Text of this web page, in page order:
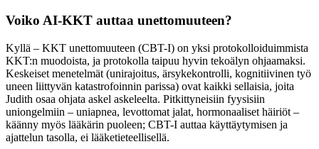
Voiko AI-KKT auttaa unettomuuteen?
Kyllä – KKT unettomuuteen (CBT-I) on yksi protokolloiduimmista
KKT:n muodoista, ja protokolla taipuu hyvin tekoälyn ohjaamaksi.
Keskeiset menetelmät (unirajoitus, ärsykekontrolli, kognitiivinen työ
uneen liittyvän katastrofoinnin parissa) ovat kaikki sellaisia, joita
Judith osaa ohjata askel askeleelta. Pitkittyneisiin fyysisiin
uniongelmiin – uniapnea, levottomat jalat, hormonaaliset häiriöt –
käänny myös lääkärin puoleen; CBT-I auttaa käyttäytymisen ja
ajattelun tasolla, ei lääketieteellisellä.